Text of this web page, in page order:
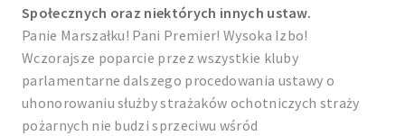
Społecznych oraz niektórych innych ustaw.
Panie Marszałku! Pani Premier! Wysoka Izbo!
Wczorajsze poparcie przez wszystkie kluby
parlamentarne dalszego procedowania ustawy o
uhonorowaniu służby strażaków ochotniczych straży
pożarnych nie budzi sprzeciwu wśród